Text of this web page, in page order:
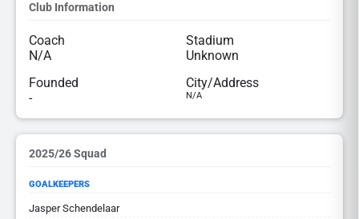
Club Information
Coach
N/A
Stadium
Unknown
Founded
-
City/Address
N/A
2025/26 Squad
GOALKEEPERS
Jasper Schendelaar